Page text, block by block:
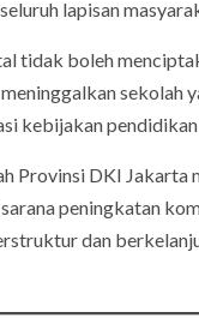
lapisan
tidak boleh
sekolah
kebijakan
Provinsi DKI
peningkatan
dan